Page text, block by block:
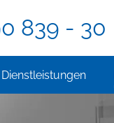
839 - 30
Dienstleistungen